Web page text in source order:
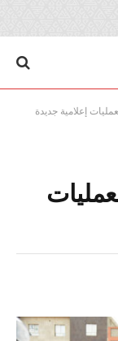
إعلامية جديدة